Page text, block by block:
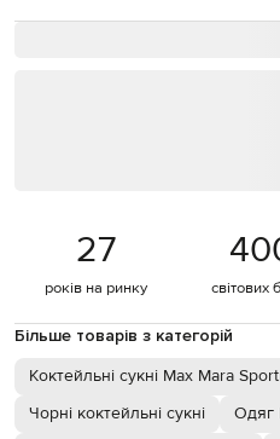
27
років на ринку світових
Більше товарів з категорій
Коктейльні сукні Max Mara
Чорні коктейльні сукні
Одяг